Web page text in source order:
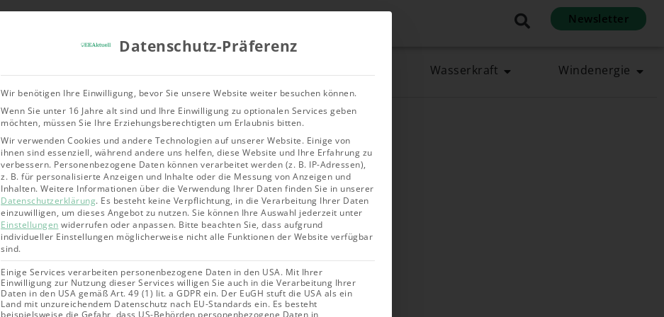
Newsletter
Wasserkraft Windenergie
Datenschutz-Präferenz
Wir benötigen Ihre Einwilligung, bevor Sie unsere Website weiter besuchen können.
Wenn Sie unter 16 Jahre alt sind und Ihre Einwilligung zu optionalen Services geben
möchten, müssen Sie Ihre Erziehungsberechtigten um Erlaubnis bitten.
Wir verwenden Cookies und andere Technologien auf unserer Website. Einige von
ihnen sind essenziell, während andere uns helfen, diese Website und Ihre Erfahrung zu
verbessern. Personenbezogene Daten können verarbeitet werden (z. B. IP-Adressen),
z. B. für personalisierte Anzeigen und Inhalte oder die Messung von Anzeigen und
Inhalten. Weitere Informationen über die Verwendung Ihrer Daten finden Sie in unserer
Datenschutzerklärung. Es besteht keine Verpflichtung, in die Verarbeitung Ihrer Daten
einzuwilligen, um dieses Angebot zu nutzen. Sie können Ihre Auswahl jederzeit unter
Einstellungen widerrufen oder anpassen. Bitte beachten Sie, dass aufgrund
individueller Einstellungen möglicherweise nicht alle Funktionen der Website verfügbar
sind.
Einige Services verarbeiten personenbezogene Daten in den USA. Mit Ihrer
Einwilligung zur Nutzung dieser Services willigen Sie auch in die Verarbeitung Ihrer
Daten in den USA gemäß Art. 49 (1) lit. a GDPR ein. Der EuGH stuft die USA als ein
Land mit unzureichendem Datenschutz nach EU-Standards ein. Es besteht
beispielsweise die Gefahr, dass US-Behörden personenbezogene Daten in